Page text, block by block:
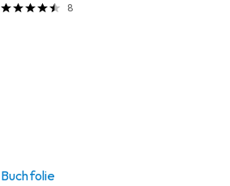
8
Buchfolie